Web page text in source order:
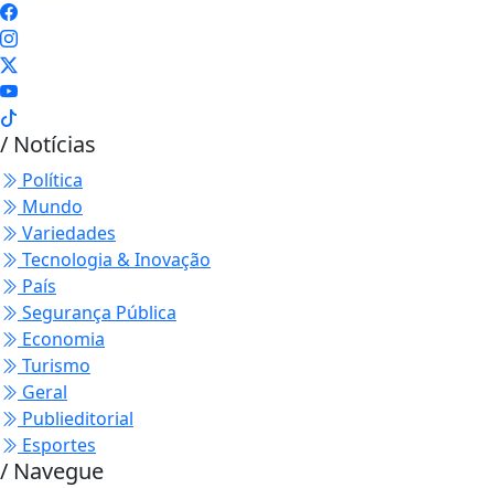
/ Notícias
Política
Mundo
Variedades
Tecnologia & Inovação
País
Segurança Pública
Economia
Turismo
Geral
Publieditorial
Esportes
/ Navegue